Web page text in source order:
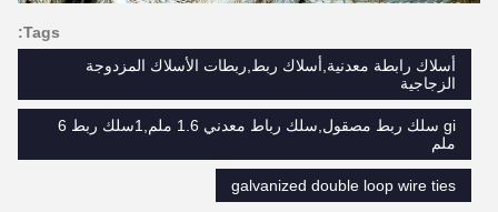
Tags:
أسلاك رابطة معدنية,أسلاك ربط,ربطات الأسلاك المزدوجة
الزجاجية
gi سلك ربط مصقول,سلك رباط معدني 1.6 ملم,1سلك ربط 6
ملم
galvanized double loop wire ties